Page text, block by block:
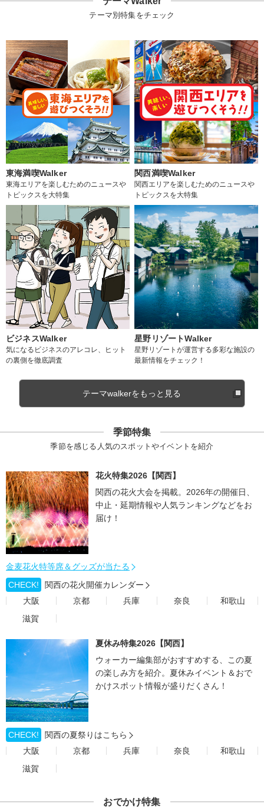
テーマ別特集をチェック
東海満喫Walker
東海エリアを楽しむためのニュースや
トピックスを大特集
関西満喫Walker
関西エリアを楽しむためのニュースや
トピックスを大特集
ビジネスWalker
気になるビジネスのアレコレ、ヒット
の裏側を徹底調査
星野リゾートWalker
星野リゾートが運営する多彩な施設の
最新情報をチェック！
テーマwalkerをもっと見る
季節特集
季節を感じる人気のスポットやイベントを紹介
花火特集2026【関西】
関西の花火大会を掲載。2026年の開催日、
中止・延期情報や人気ランキングなどをお
届け！
金麦花火特等席＆グッズが当たる
CHECK!
関西の花火開催カレンダー
大阪
京都 兵庫 奈良
和歌山
滋賀
夏休み特集2026【関西】
ウォーカー編集部がおすすめする、この夏
の楽しみ方を紹介。夏休みイベント＆おで
かけスポット情報が盛りだくさん！
CHECK!
関西の夏祭りはこちら
大阪
京都 兵庫 奈良
和歌山
滋賀
おでかけ特集